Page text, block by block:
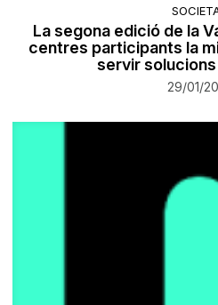
​La segona edició de la
centres participants la
servir
29/01/